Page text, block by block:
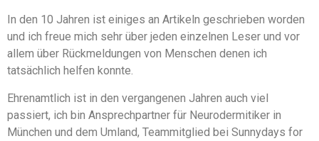
In den 10 Jahren ist einiges an Artikeln geschrieben worden
und ich freue mich sehr über jeden einzelnen Leser und vor
allem über Rückmeldungen von Menschen denen ich
tatsächlich helfen konnte.
Ehrenamtlich ist in den vergangenen Jahren auch viel
passiert, ich bin Ansprechpartner für Neurodermitiker in
München und dem Umland, Teammitglied bei Sunnydays for